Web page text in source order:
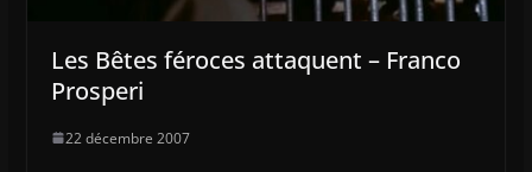
Les Bêtes féroces attaquent – Franco
Prosperi
22 décembre 2007